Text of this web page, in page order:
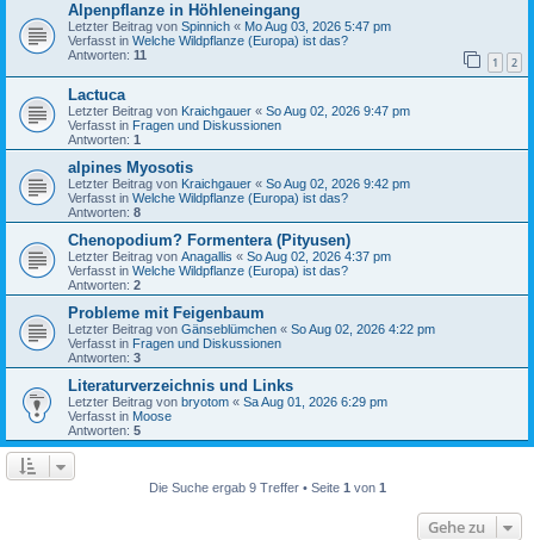
Alpenpflanze in Höhleneingang
Letzter Beitrag von Spinnich « Mo Aug 03, 2026 5:47 pm
Verfasst in Welche Wildpflanze (Europa) ist das?
Antworten: 11 1 2
Lactuca
Letzter Beitrag von Kraichgauer « So Aug 02, 2026 9:47 pm
Verfasst in Fragen und Diskussionen
Antworten: 1
alpines Myosotis
Letzter Beitrag von Kraichgauer « So Aug 02, 2026 9:42 pm
Verfasst in Welche Wildpflanze (Europa) ist das?
Antworten: 8
Chenopodium? Formentera (Pityusen)
Letzter Beitrag von Anagallis « So Aug 02, 2026 4:37 pm
Verfasst in Welche Wildpflanze (Europa) ist das?
Antworten: 2
Probleme mit Feigenbaum
Letzter Beitrag von Gänseblümchen « So Aug 02, 2026 4:22 pm
Verfasst in Fragen und Diskussionen
Antworten: 3
Literaturverzeichnis und Links
Letzter Beitrag von bryotom « Sa Aug 01, 2026 6:29 pm
Verfasst in Moose
Antworten: 5
Die Suche ergab 9 Treffer • Seite 1 von 1
Gehe zu